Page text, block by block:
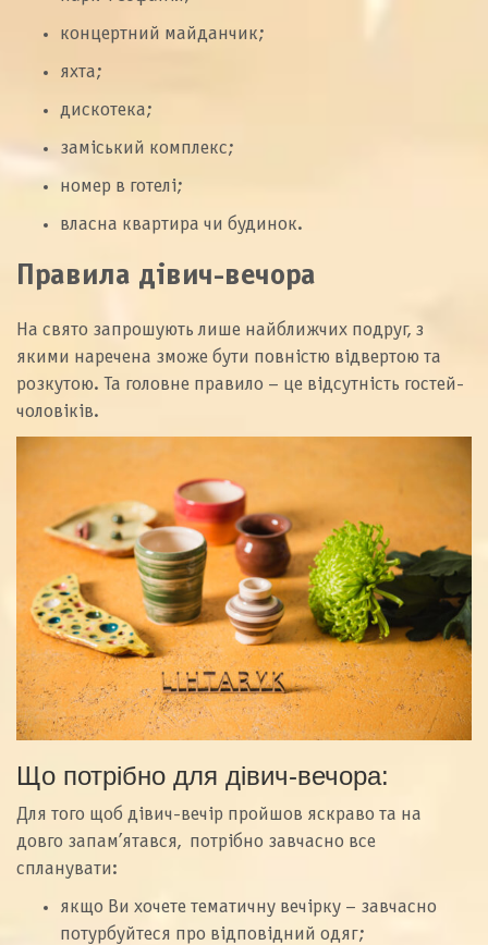
концертний майданчик;
яхта;
дискотека;
заміський комплекс;
номер в готелі;
власна квартира чи будинок.
Правила дівич-вечора
На свято запрошують лише найближчих подруг, з
якими наречена зможе бути повністю відвертою та
розкутою. Та головне правило – це відсутність гостей-
чоловіків.
Що потрібно для дівич-вечора:
Для того щоб дівич-вечір пройшов яскраво та на
довго запам’ятався, потрібно завчасно все
спланувати:
якщо Ви хочете тематичну вечірку – завчасно
потурбуйтеся про відповідний одяг;